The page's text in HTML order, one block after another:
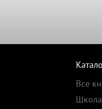
Все
Школа